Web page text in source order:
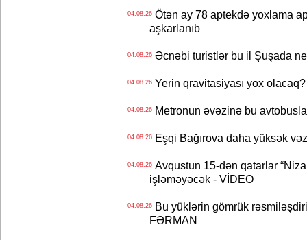
04.08.26Ötən ay 78 aptekdə yoxlama
aşkarlanıb
04.08.26Əcnəbi turistlər bu il Şuşada
04.08.26Yerin qravitasiyası yox
04.08.26Metronun əvəzinə bu
04.08.26Eşqi Bağırova daha yüksək
04.08.26Avqustun 15-dən qatarlar
işləməyəcək - VİDEO
04.08.26Bu yüklərin gömrük
FƏRMAN